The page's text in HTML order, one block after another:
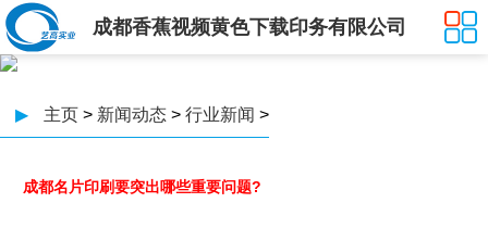
成都香蕉视频黄色下载印务有限公司
▶ 主页 > 新闻动态 > 行业新闻 >
成都名片印刷要突出哪些重要问题?